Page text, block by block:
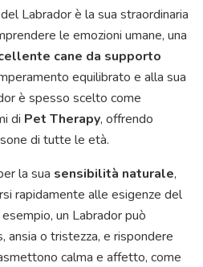
Labrador è la sua straordinaria
le emozioni umane, una
cane da supporto
equilibrato e alla sua
è spesso scelto come
di Pet Therapy, offrendo
di tutte le età.
la sua sensibilità naturale,
rapidamente alle esigenze del
un Labrador può
ansia o tristezza, e rispondere
calma e affetto, come